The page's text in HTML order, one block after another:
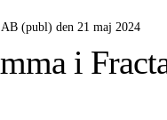
(publ) den 21 maj 2024
i